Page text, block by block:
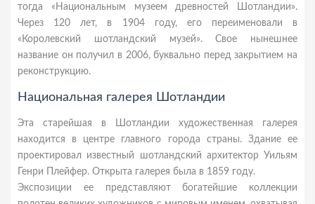
тогда «Национальным музеем древностей Шотландии».
Через 120 лет, в 1904 году, его переименовали в
«Королевский шотландский музей». Свое нынешнее
название он получил в 2006, буквально перед закрытием на
реконструкцию.
Национальная галерея Шотландии
Эта старейшая в Шотландии художественная галерея
находится в центре главного города страны. Здание ее
проектировал известный шотландский архитектор Уильям
Генри Плейфер. Открыта галерея была в 1859 году.
Экспозиции ее представляют богатейшие коллекции